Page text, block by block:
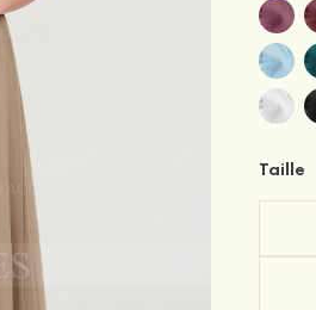
Taille